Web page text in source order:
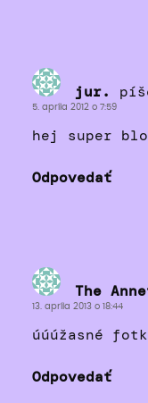
jur.
5. apríla 2012 o 7:59
hej super
Odpovedať
The
13. apríla 2013 o 18:44
úúúžasné
Odpovedať